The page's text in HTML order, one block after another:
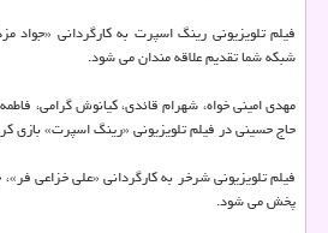
شبکه شما تقدیم علاقه مندان می شود.
مهدی امینی خواه، شهرام قائدی، کیانوش گرامی،
حاج حسینی در فیلم تلویزیونی «رینگ اسپرت» بازی
پخش می شود.